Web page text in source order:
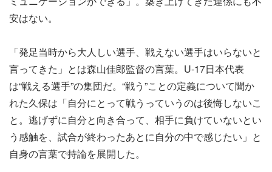
安はない。
「発足当時から大人しい選手、戦えない選手はいらないと
言ってきた」とは森山佳郎監督の言葉。U-17日本代表
は“戦える選手”の集団だ。“戦う”ことの定義について聞か
れた久保は「自分にとって戦うっていうのは後悔しないこ
と。逃げずに自分と向き合って、相手に負けていないとい
う感触を、試合が終わったあとに自分の中で感じたい」と
自身の言葉で持論を展開した。